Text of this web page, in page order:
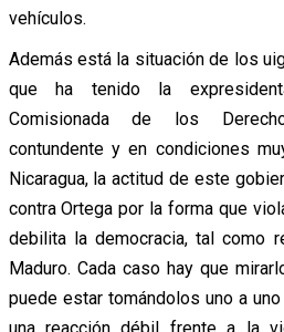
vehículos.
Además está la situación de los
que ha tenido la
Comisionada de los
contundente y en condiciones
Nicaragua, la actitud de este
contra Ortega por la forma que
debilita la democracia, tal como
Maduro. Cada caso hay que
puede estar tomándolos uno a
una reacción débil frente a la